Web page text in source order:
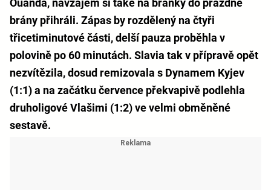
Ouanda, navzájem si také na branky do prázdné
brány přihráli. Zápas by rozdělený na čtyři
třicetiminutové části, delší pauza proběhla v
polovině po 60 minutách. Slavia tak v přípravě opět
nezvítězila, dosud remizovala s Dynamem Kyjev
(1:1) a na začátku července překvapivě podlehla
druholigové Vlašimi (1:2) ve velmi obměněné
sestavě.